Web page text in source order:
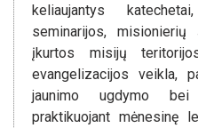
keliaujantys
seminarijos, misionierių
įkurtos misijų
evangelizacijos veikla,
jaunimo ugdymo bei
praktikuojant mėnesinę